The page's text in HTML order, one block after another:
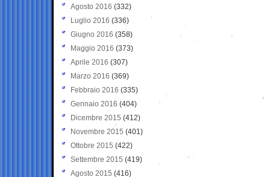
Agosto 2016 (332)
Luglio 2016 (336)
Giugno 2016 (358)
Maggio 2016 (373)
Aprile 2016 (307)
Marzo 2016 (369)
Febbraio 2016 (335)
Gennaio 2016 (404)
Dicembre 2015 (412)
Novembre 2015 (401)
Ottobre 2015 (422)
Settembre 2015 (419)
Agosto 2015 (416)